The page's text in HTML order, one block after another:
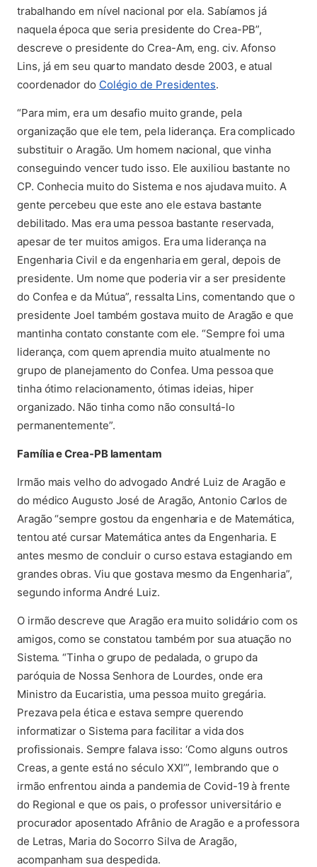
trabalhando em nível nacional por ela. Sabíamos já
naquela época que seria presidente do Crea-PB”,
descreve o presidente do Crea-Am, eng. civ. Afonso
Lins, já em seu quarto mandato desde 2003, e atual
coordenador do Colégio de Presidentes(abre em nova aba)
.
“Para mim, era um desafio muito grande, pela
organização que ele tem, pela liderança. Era complicado
substituir o Aragão. Um homem nacional, que vinha
conseguindo vencer tudo isso. Ele auxiliou bastante no
CP. Conhecia muito do Sistema e nos ajudava muito. A
gente percebeu que este ano ele estava bastante
debilitado. Mas era uma pessoa bastante reservada,
apesar de ter muitos amigos. Era uma liderança na
Engenharia Civil e da engenharia em geral, depois de
presidente. Um nome que poderia vir a ser presidente
do Confea e da Mútua”, ressalta Lins, comentando que o
presidente Joel também gostava muito de Aragão e que
mantinha contato constante com ele. “Sempre foi uma
liderança, com quem aprendia muito atualmente no
grupo de planejamento do Confea. Uma pessoa que
tinha ótimo relacionamento, ótimas ideias, hiper
organizado. Não tinha como não consultá-lo
permanentemente”.
Família e Crea-PB lamentam
Irmão mais velho do advogado André Luiz de Aragão e
do médico Augusto José de Aragão, Antonio Carlos de
Aragão “sempre gostou da engenharia e de Matemática,
tentou até cursar Matemática antes da Engenharia. E
antes mesmo de concluir o curso estava estagiando em
grandes obras. Viu que gostava mesmo da Engenharia”,
segundo informa André Luiz.
O irmão descreve que Aragão era muito solidário com os
amigos, como se constatou também por sua atuação no
Sistema. “Tinha o grupo de pedalada, o grupo da
paróquia de Nossa Senhora de Lourdes, onde era
Ministro da Eucaristia, uma pessoa muito gregária.
Prezava pela ética e estava sempre querendo
informatizar o Sistema para facilitar a vida dos
profissionais. Sempre falava isso: ‘Como alguns outros
Creas, a gente está no século XXI’”, lembrando que o
irmão enfrentou ainda a pandemia de Covid-19 à frente
do Regional e que os pais, o professor universitário e
procurador aposentado Afrânio de Aragão e a professora
de Letras, Maria do Socorro Silva de Aragão,
acompanham sua despedida.